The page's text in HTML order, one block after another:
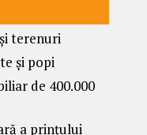
terenuri
și popi
de 400.000
a prințului